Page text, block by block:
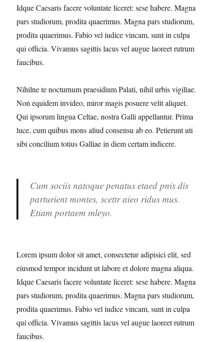
Idque Caesaris facere voluntate liceret: sese habere. Magna
pars studiorum, prodita quaerimus. Magna pars studiorum,
prodita quaerimus. Fabio vel iudice vincam, sunt in culpa
qui officia. Vivamus sagittis lacus vel augue laoreet rutrum
faucibus.
Nihilne te nocturnum praesidium Palati, nihil urbis vigiliae.
Non equidem invideo, miror magis posuere velit aliquet.
Qui ipsorum lingua Celtae, nostra Galli appellantur. Prima
luce, cum quibus mons aliud consensu ab eo. Petierunt uti
sibi concilium totius Galliae in diem certam indicere.
Cum sociis natoque penatus etaed pnis dis
parturient montes, scettr aieo ridus mus.
Etiam portaem mleyo.
Lorem ipsum dolor sit amet, consectetur adipisici elit, sed
eiusmod tempor incidunt ut labore et dolore magna aliqua.
Idque Caesaris facere voluntate liceret: sese habere. Magna
pars studiorum, prodita quaerimus. Magna pars studiorum,
prodita quaerimus. Fabio vel iudice vincam, sunt in culpa
qui officia. Vivamus sagittis lacus vel augue laoreet rutrum
faucibus.